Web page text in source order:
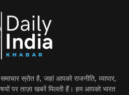
स्रोत है, जहां आपको राजनीति, व्यापार,
पर ताज़ा खबरें मिलती हैं। हम आपको भारत